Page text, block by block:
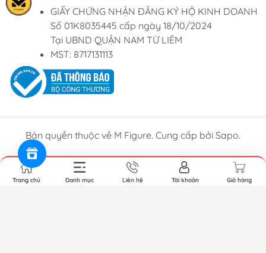
GIẤY CHỨNG NHẬN ĐĂNG KÝ HỘ KINH DOANH
Số 01K8035445 cấp ngày 18/10/2024
Tại UBND QUẬN NAM TỪ LIÊM
MST: 8717131113
Bản quyền thuộc về M Figure. Cung cấp bởi Sapo.
Trang chủ Danh mục Liên hệ Tài khoản Giỏ hàng